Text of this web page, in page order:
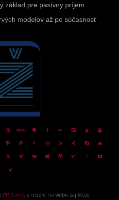
základ pre pasívny príjem
modelov až po súčasnosť
PR články a inzerci na webu zajišťuje